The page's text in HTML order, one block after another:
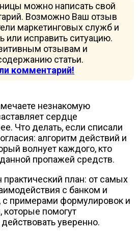
можно написать свой
Возможно Ваш отзыв
маркетинговых служб и
или исправить ситуацию.
отзывам и
статьи.
комментарий!
сердце
Что делать, если списали
алгоритм действий и
волнует каждого, кто
пропажей средств.
практический план: от самых
с банком и
с примерами формулировок и
помогут
уверенно.